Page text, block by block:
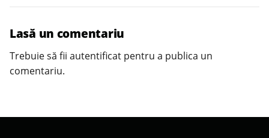
Lasă un comentariu
Trebuie să fii autentificat pentru a publica un
comentariu.